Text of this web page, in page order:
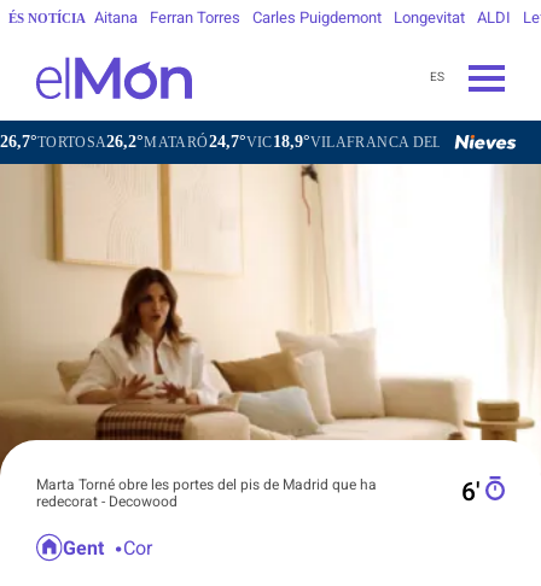
ÉS NOTÍCIA Aitana Ferran Torres Carles Puigdemont Longevitat ALDI
ES
MATARÓ24,7°VIC18,9°VILAFRANCA DEL PENEDÈS21,6°VILANOVA I LA
Marta Torné obre les portes del pis de Madrid que ha
redecorat - Decowood
6′
Gent Cor